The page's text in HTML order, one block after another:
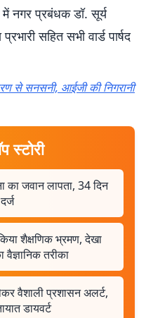
नगर प्रबंधक डॉ. सूर्य
सहित सभी वार्ड पार्षद
से सनसनी, आईजी की निगरानी
स्टोरी
का जवान लापता, 34 दिन
शैक्षणिक भ्रमण, देखा
तरीका
वैशाली प्रशासन अलर्ट,
डायवर्ट